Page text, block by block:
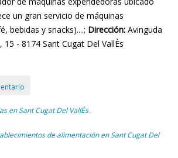
un gran servicio de máquinas
bebidas y snacks)....; Dirección: Avinguda
15 - 8174 Sant Cugat Del VallÈs
en Sant Cugat Del VallÈs ,
de alimentación en Sant Cugat Del